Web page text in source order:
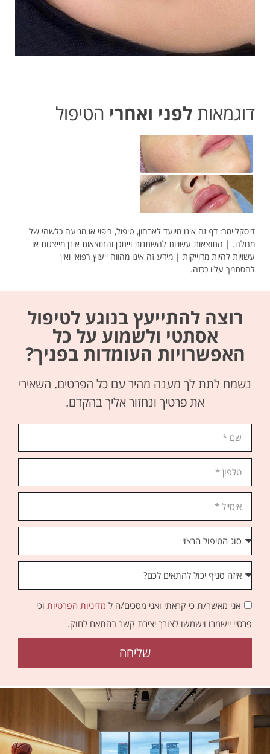
דוגמאות לפני ואחרי הטיפול
דיסקליימר: דף זה אינו מיועד לאבחון, טיפול, ריפוי או מניעה כלשהי של
מחלה. | התוצאות עשויות להשתנות וייתכן והתוצאות אינן מייצגות או
עשויות להיות מדוייקות | מידע זה אינו מהווה ייעוץ רפואי ואין
להסתמך עליו ככזה.
רוצה להתייעץ בנוגע לטיפול
אסתטי ולשמוע על כל
האפשרויות העומדות בפניך?
נשמח לתת לך מענה מהיר עם כל הפרטים. השאירי
את פרטיך ונחזור אליך בהקדם.
אני מאשר/ת כי קראתי ואני מסכים/ה ל מדיניות הפרטיות וכי
פרטיי יישמרו וישמשו לצורך יצירת קשר בהתאם לחוק.
שליחה